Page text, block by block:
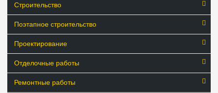
Строительство
Поэтапное строительство
Проектирование
Отделочные работы
Ремонтные работы